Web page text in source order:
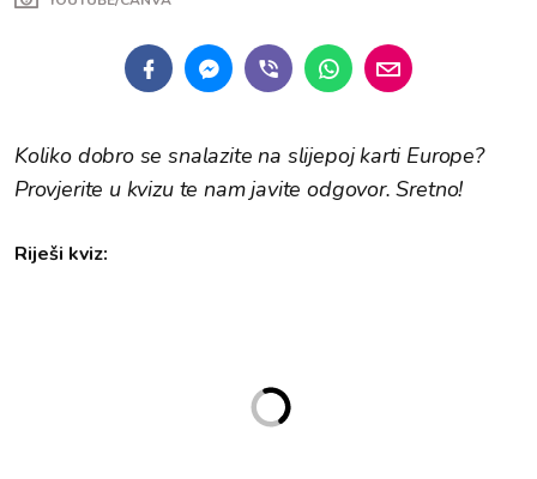
Koliko dobro se snalazite na slijepoj karti Europe?
Provjerite u kvizu te nam javite odgovor. Sretno!
Riješi kviz: